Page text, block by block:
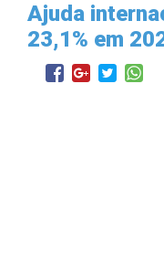
Ajuda
23,1% em